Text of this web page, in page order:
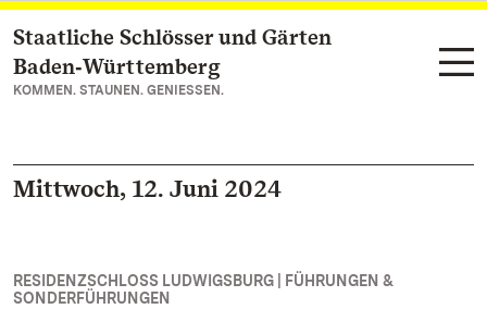
Zum Hauptinhalt springen
Staatliche Schlösser und Gärten
Baden‑Württemberg
KOMMEN. STAUNEN. GENIESSEN.
Mittwoch, 12. Juni 2024
RESIDENZSCHLOSS LUDWIGSBURG | FÜHRUNGEN &
SONDERFÜHRUNGEN